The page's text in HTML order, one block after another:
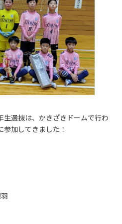
生選抜は、かきざきドームで行わ
加してきました！